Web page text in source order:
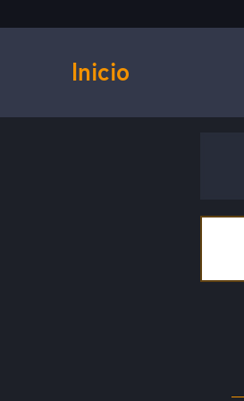
Inicio